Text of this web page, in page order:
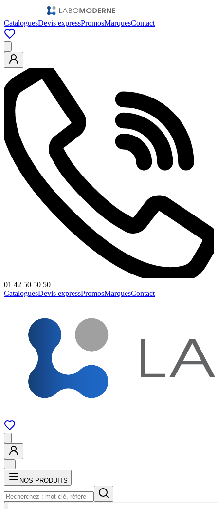
CataloguesDevis expressPromosMarquesContact
01 42 50 50 50
CataloguesDevis expressPromosMarquesContact
NOS PRODUITS